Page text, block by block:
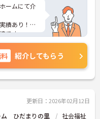
ームにて介
績あり！頑
です。
ど、さらに
相談くださ
紹介してもらう
更新日：2026年02月12日
ム ひだまりの里
社会福祉